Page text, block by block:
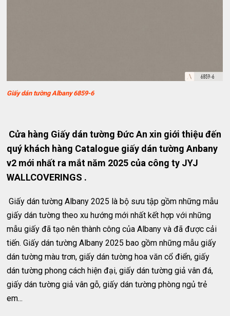
Giấy dán tường Albany 6859-6
Cửa hàng Giấy dán tường Đức An xin giới thiệu đến
quý khách hàng Catalogue giấy dán tường Anbany
v2 mới nhất ra mắt năm 2025 của công ty JYJ
WALLCOVERINGS .
Giấy dán tường Albany 2025 là bộ sưu tập gồm những mẫu
giấy dán tường theo xu hướng mới nhất kết hợp với những
mẫu giấy đã tạo nên thành công của Albany và đã được cải
tiến. Giấy dán tường Albany 2025 bao gồm những mẫu giấy
dán tường màu trơn, giấy dán tường hoa văn cổ điển, giấy
dán tường phong cách hiện đại, giấy dán tường giả vân đá,
giấy dán tường giả vân gỗ, giấy dán tường phòng ngủ trẻ
em...